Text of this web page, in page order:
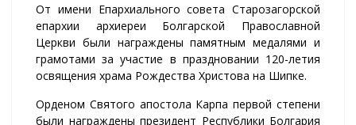
От имени Епархиального совета Старозагорской
епархии архиереи Болгарской Православной
Церкви были награждены памятным медалями и
грамотами за участие в праздновании 120-летия
освящения храма Рождества Христова на Шипке.
Орденом Святого апостола Карпа первой степени
были награждены президент Республики Болгария